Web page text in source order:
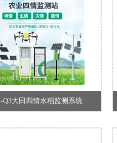
Q3大田四情水稻监测系统